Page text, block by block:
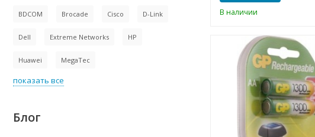
В наличии
BDCOM Brocade Cisco D-Link
Dell Extreme Networks HP
Huawei MegaTec
показать все
Блог